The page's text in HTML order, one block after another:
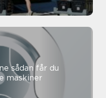
du
maskiner